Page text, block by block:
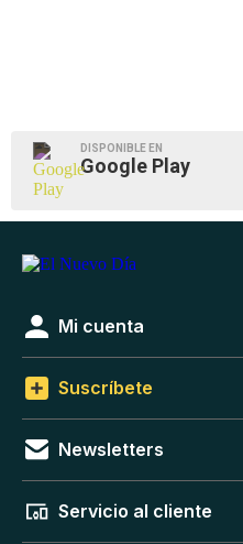
DISPONIBLE EN
Google Play
Mi cuenta
Suscríbete
Newsletters
Servicio al cliente